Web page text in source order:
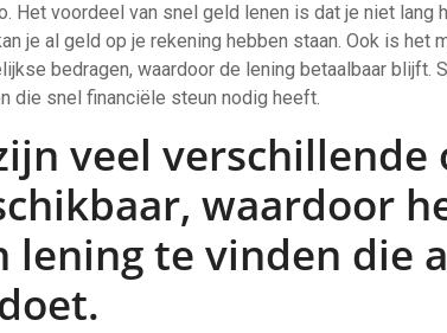
Het voordeel van snel geld lenen is dat je niet lang
je al geld op je rekening hebben staan. Ook is
bedragen, waardoor de lening betaalbaar
die snel financiële steun nodig heeft.
veel verschillende
waardoor
lening te vinden die